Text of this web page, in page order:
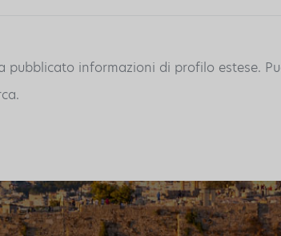
pubblicato informazioni di profilo estese.